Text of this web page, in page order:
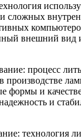
сложных
внешний вид
процесс
производстве
формы и
и
технология